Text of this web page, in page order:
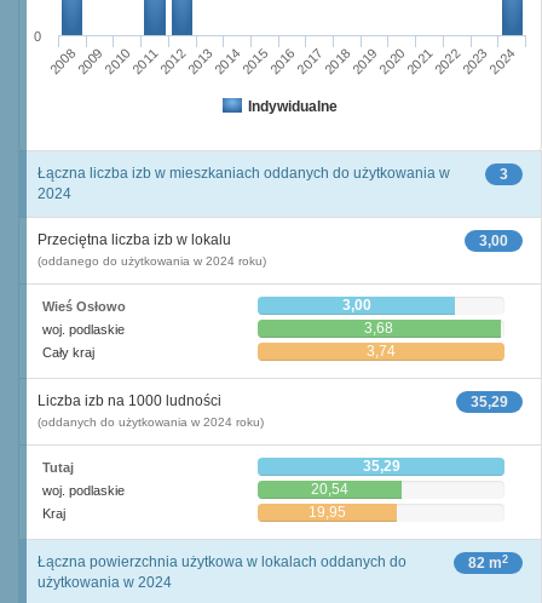
Indywidualne
20082009201020112012201320142015201620172018201920202021202220232024
0
3
Łączna liczba izb w mieszkaniach oddanych do użytkowania w
2024
3,00
Przeciętna liczba izb w lokalu
(oddanego do użytkowania w 2024 roku)
Wieś Osłowo 3,00
woj. podlaskie 3,68
Cały kraj 3,74
35,29
Liczba izb na 1000 ludności
(oddanych do użytkowania w 2024 roku)
Tutaj 35,29
woj. podlaskie 20,54
Kraj 19,95
82 m2
Łączna powierzchnia użytkowa w lokalach oddanych do
użytkowania w 2024